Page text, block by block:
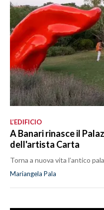
L’EDIFICIO
A Banari rinasce il
dell'artista Carta
Torna a nuova vita l’antico
Mariangela Pala